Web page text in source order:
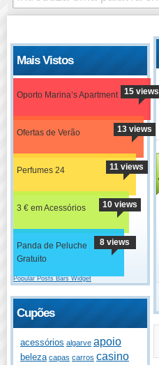
Mais Vistos
Oporto Marina’s Apartment 15 views
Ofertas de Verão 13 views
Perfumes 24 11 views
3 € em Acessórios 10 views
Panda de Peluche
Gratuito
8 views
Popular Posts Bars Widget
Cupões
acessórios algarve apoio
beleza capas carros casino